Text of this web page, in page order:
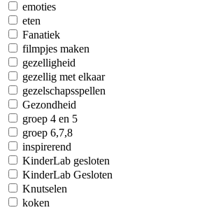
emoties
eten
Fanatiek
filmpjes maken
gezelligheid
gezellig met elkaar
gezelschapsspellen
Gezondheid
groep 4 en 5
groep 6,7,8
inspirerend
KinderLab gesloten
KinderLab Gesloten
Knutselen
koken